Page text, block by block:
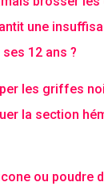
une
12 ans ?
les griffes
la section
ou poudre